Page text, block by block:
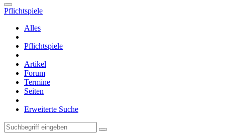
Pflichtspiele
Alles
Pflichtspiele
Artikel
Forum
Termine
Seiten
Erweiterte Suche